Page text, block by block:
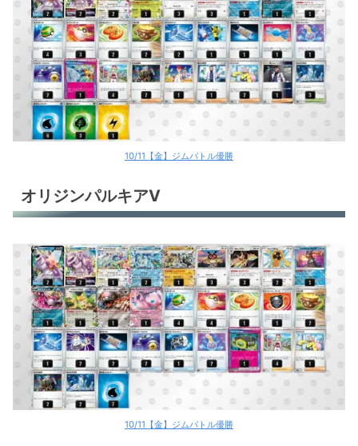
10/11【金】ジムバトル優勝
オリジンパルキアV
10/11【金】ジムバトル優勝